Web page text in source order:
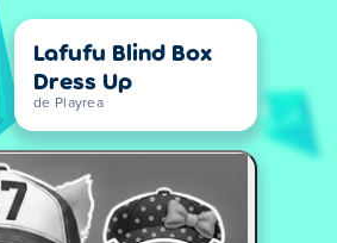
Lafufu Blind Box
Dress Up
de Playrea